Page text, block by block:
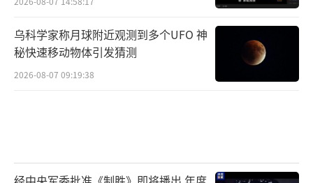
乌科学家称月球附近观测到多个UFO 神
秘快速移动物体引发猜测
2026-08-07 09:19:38